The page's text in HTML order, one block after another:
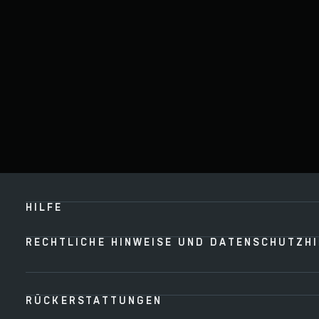
HILFE
RECHTLICHE HINWEISE UND
RÜCKERSTATTUNGEN